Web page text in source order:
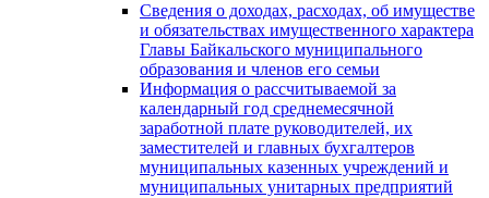
Сведения о доходах, расходах, об имуществе
и обязательствах имущественного характера
Главы Байкальского муниципального
образования и членов его семьи
Информация о рассчитываемой за
календарный год среднемесячной
заработной плате руководителей, их
заместителей и главных бухгалтеров
муниципальных казенных учреждений и
муниципальных унитарных предприятий